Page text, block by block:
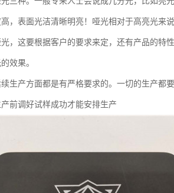
，表面光洁清晰明亮！哑光相对于高亮光来
，这要根据客户的要求来定，还有产品的特
效果。
生产方面都是有严格要求的。一切的生产都
前调好试样成功才能安排生产